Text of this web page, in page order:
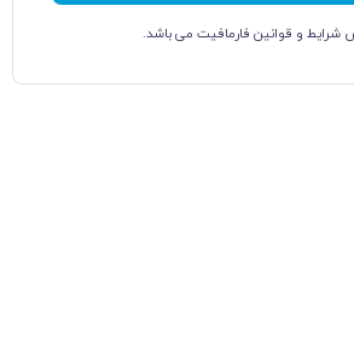
شرایط و قوانین فارمافیت می باشد.